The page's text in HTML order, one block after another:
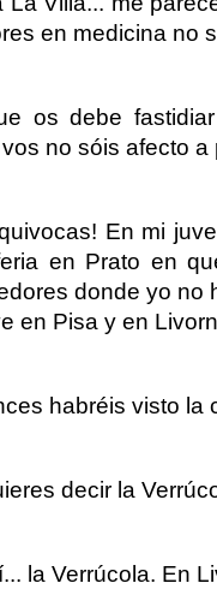
en medicina no
os debe
no sóis afecto
En mi
en Prato en
donde yo no
en Pisa y en
habréis visto la
decir la
la Verrúcola. En